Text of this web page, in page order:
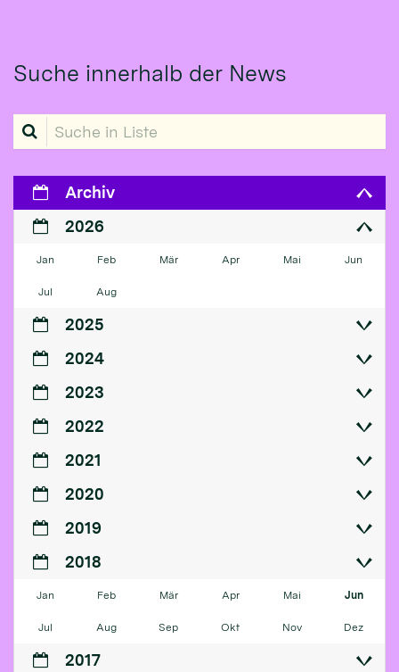
Suche innerhalb der News
Suche in Liste
Archiv
2026
Jan Feb Mär Apr Mai Jun
Jul Aug
2025
2024
2023
2022
2021
2020
2019
2018
Jan Feb Mär Apr Mai Jun
Jul Aug Sep Okt Nov Dez
2017